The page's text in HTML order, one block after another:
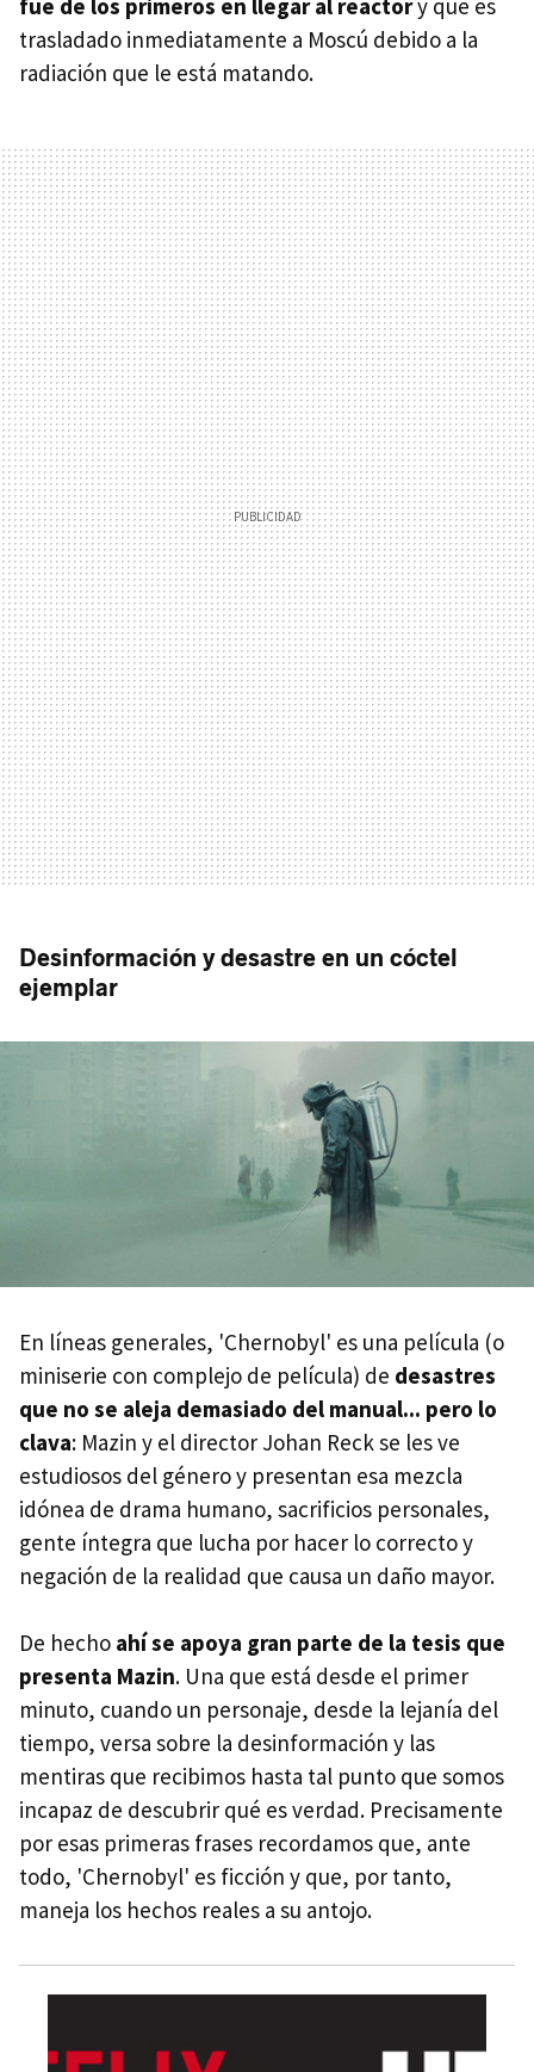
fue de los primeros en llegar al reactory que es
trasladado inmediatamente a Moscú debido a la
radiación que le está matando.
Desinformación y desastre en un cóctel
ejemplar
En líneas generales, 'Chernobyl' es una película (o
miniserie con complejo de película) de desastres
que no se aleja demasiado del manual... pero lo
clava: Mazin y el director Johan Reck se les ve
estudiosos del género y presentan esa mezcla
idónea de drama humano, sacrificios personales,
gente íntegra que lucha por hacer lo correcto y
negación de la realidad que causa un daño mayor.
De hecho ahí se apoya gran parte de la tesis que
presenta Mazin. Una que está desde el primer
minuto, cuando un personaje, desde la lejanía del
tiempo, versa sobre la desinformación y las
mentiras que recibimos hasta tal punto que somos
incapaz de descubrir qué es verdad. Precisamente
por esas primeras frases recordamos que, ante
todo, 'Chernobyl' es ficción y que, por tanto,
maneja los hechos reales a su antojo.